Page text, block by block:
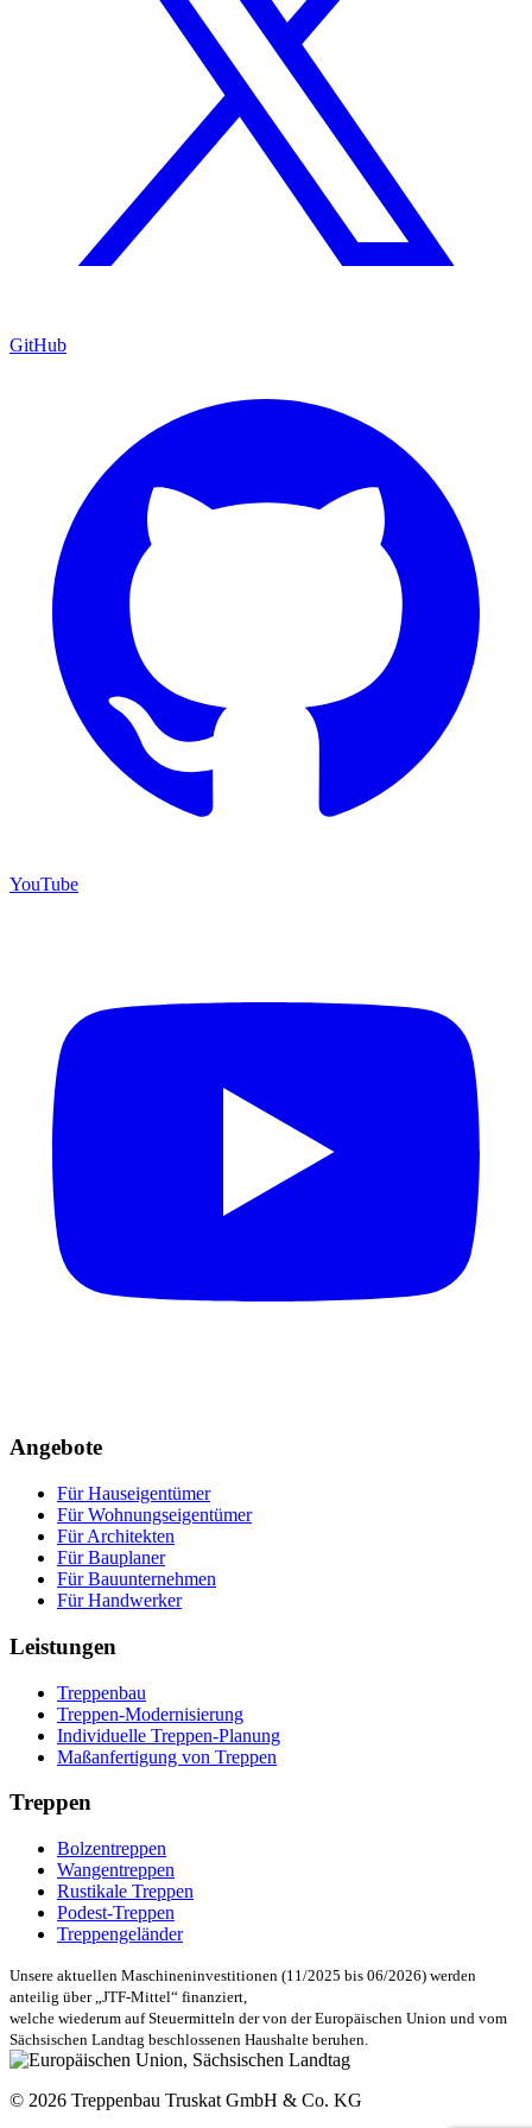
GitHub
YouTube
Angebote
Für Hauseigentümer
Für Wohnungseigentümer
Für Architekten
Für Bauplaner
Für Bauunternehmen
Für Handwerker
Leistungen
Treppenbau
Treppen-Modernisierung
Individuelle Treppen-Planung
Maßanfertigung von Treppen
Treppen
Bolzentreppen
Wangentreppen
Rustikale Treppen
Podest-Treppen
Treppengeländer
Unsere aktuellen Maschineninvestitionen (11/2025 bis 06/2026) werden
anteilig über „JTF-Mittel“ finanziert,
welche wiederum auf Steuermitteln der von der Europäischen Union und vom
Sächsischen Landtag beschlossenen Haushalte beruhen.
© 2026 Treppenbau Truskat GmbH & Co. KG